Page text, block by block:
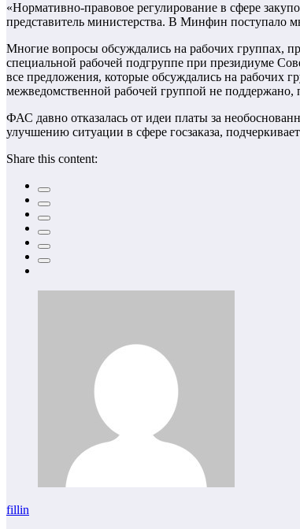
«Нормативно-правовое регулирование в сфере
представитель министерства. В Минфин поступало
Многие вопросы обсуждались на рабочих группах,
специальной рабочей подгруппе при президиуме
все предложения, которые обсуждались на рабочих
межведомственной рабочей группой не
ФАС давно отказалась от идеи платы за
улучшению ситуации в сфере госзаказа,
Share this content:
fillin